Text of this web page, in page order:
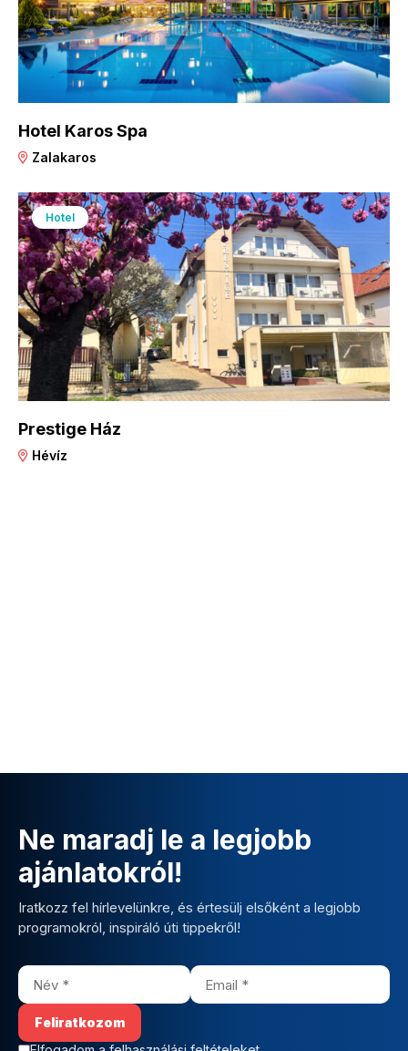
Hotel Karos Spa
Zalakaros
Hotel
Prestige Ház
Hévíz
Ne maradj le a legjobb
ajánlatokról!
Iratkozz fel hírlevelünkre, és értesülj elsőként a legjobb
programokról, inspiráló úti tippekről!